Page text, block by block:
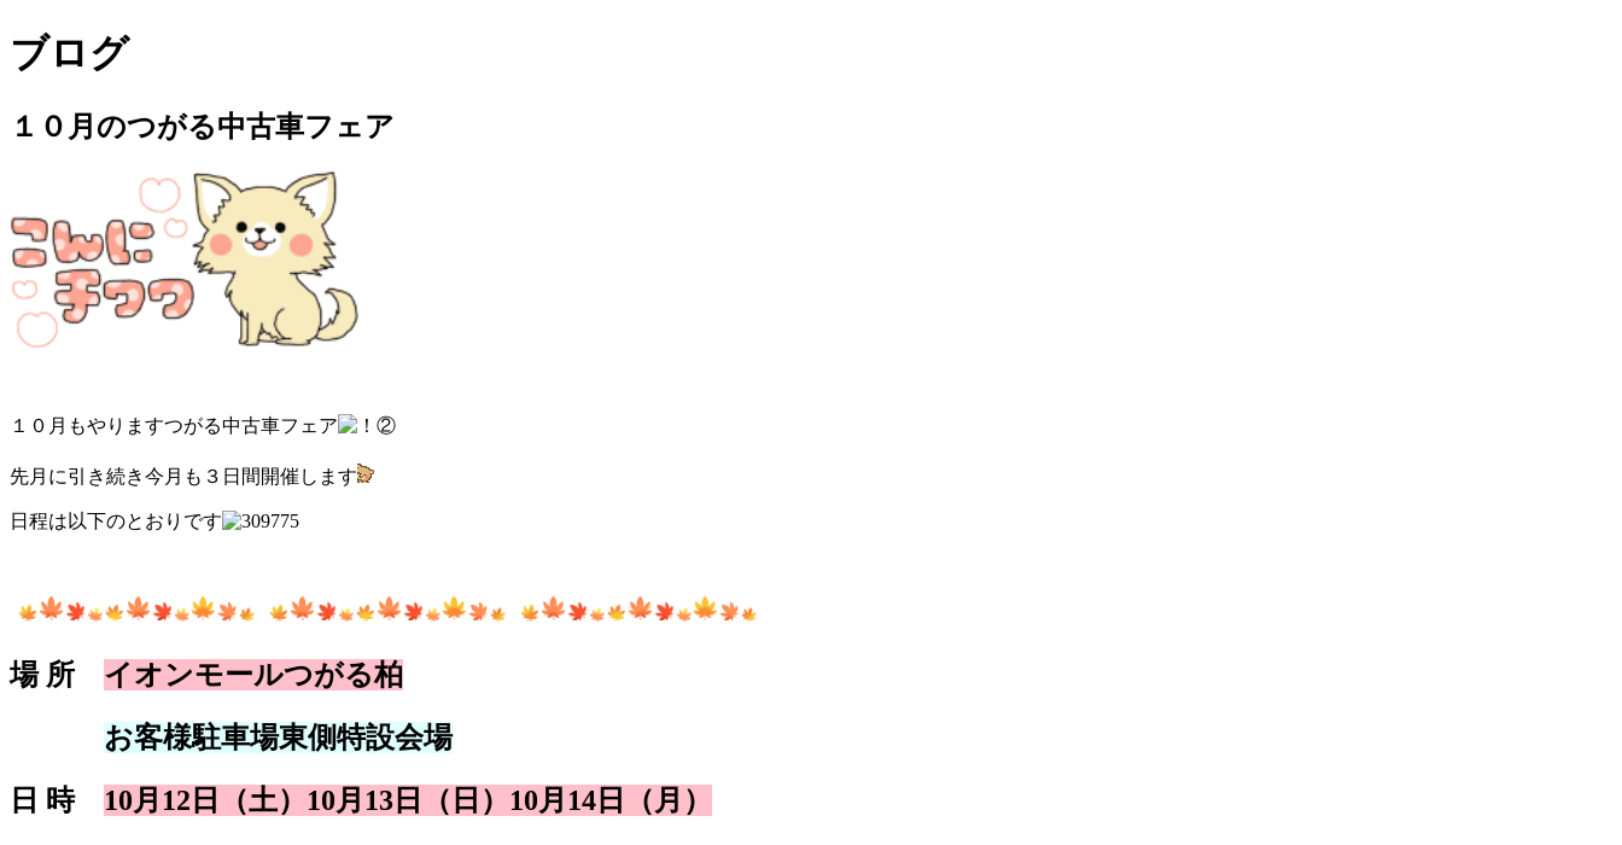
ブログ
１０月のつがる中古車フェア
１０月もやりますつがる中古車フェア
先月に引き続き今月も３日間開催します
日程は以下のとおりです
場 所 イオンモールつがる柏
お客様駐車場東側特設会場
日 時 10月12日（土）10月13日（日）10月14日（月）